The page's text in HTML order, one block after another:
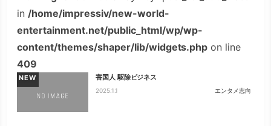
in /home/impressiv/new-world-
entertainment.net/public_html/wp/wp-
content/themes/shaper/lib/widgets.php on line
409
NEW 害国人 駆除ビジネス
2025.1.1 エンタメ志向